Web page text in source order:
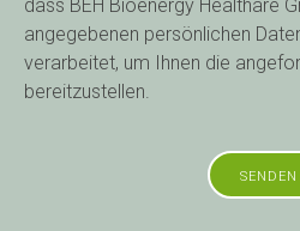
dass BEH Bioenergy Healthare
angegebenen persönlichen
verarbeitet, um Ihnen die
bereitzustellen.